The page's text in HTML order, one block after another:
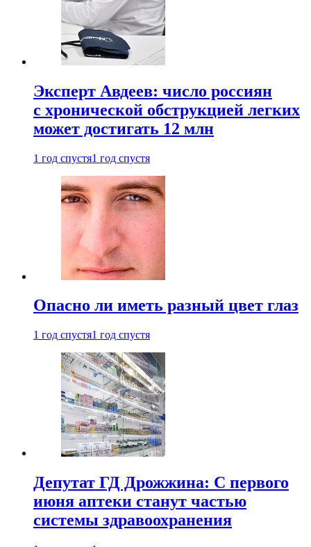
Эксперт Авдеев: число россиян
с хронической обструкцией легких
может достигать 12 млн
1 год спустя1 год спустя
Опасно ли иметь разный цвет глаз
1 год спустя1 год спустя
Депутат ГД Дрожжина: С первого
июня аптеки станут частью
системы здравоохранения